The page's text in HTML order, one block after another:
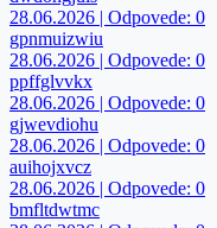
28.06.2026 | Odpovede: 0
gpnmuizwiu
28.06.2026 | Odpovede: 0
ppffglvvkx
28.06.2026 | Odpovede: 0
gjwevdiohu
28.06.2026 | Odpovede: 0
auihojxvcz
28.06.2026 | Odpovede: 0
bmfltdwtmc